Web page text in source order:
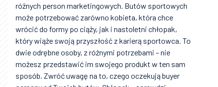
różnych person marketingowych. Butów sportowych
może potrzebować zarówno kobieta, która chce
wrócić do formy po ciąży, jak i nastoletni chłopak,
który wiąże swoją przyszłość z karierą sportowca. To
dwie odrębne osoby, z różnymi potrzebami – nie
możesz przedstawić im swojego produkt w ten sam
sposób. Zwróć uwagę na to, czego oczekują buyer